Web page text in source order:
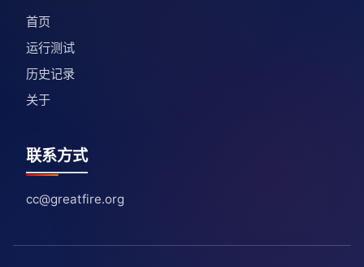
首页
运行测试
历史记录
关于
联系方式
cc@greatfire.org